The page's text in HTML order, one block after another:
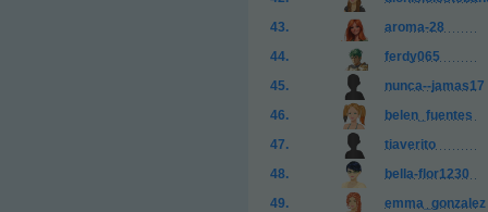
aroma-28
ferdy065
nunca--jamas17
belen_fuentes
tiaverito
bella-flor1230
emma_gonzalez